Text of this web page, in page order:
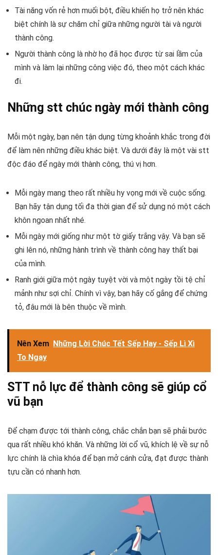
Tài năng vốn rẻ hơn muối bột, điều khiến họ trở nên khác
biệt chính là sự chăm chỉ giữa những người tài và người
thành công.
Người thành công là nhờ họ đã học được từ sai lầm của
mình và làm lại những công việc đó, theo một cách khác
đi.
Những stt chúc ngày mới thành công
Mỗi một ngày, bạn nên tận dụng từng khoảnh khắc trong đời
để làm nên những điều khác biệt. Và dưới đây là một vài stt
độc đáo để ngày mới thành công, thú vị hơn.
Mỗi ngày mang theo rất nhiều hy vọng mới về cuộc sống.
Bạn hãy tận dụng tối đa thời gian để sử dụng nó một cách
khôn ngoan nhất nhé.
Mỗi ngày mới giống như một tờ giấy trắng vậy. Và bạn sẽ
ghi lên nó, những hành trình về thành công hay thất bại
của mình.
Ranh giới giữa một ngày tuyệt vời và một ngày tồi tệ chỉ
mảnh như sợi chỉ. Chính vì vậy, bạn hãy cố gắng để chứng
tỏ, đâu mới là bên thuộc về mình.
Nên Xem Những Lời Chúc Tết Sếp Hay - Sếp Lì Xì
To Ngay
STT nỗ lực để thành công sẽ giúp cổ
vũ bạn
Để chạm được tới thành công, chắc chắn bạn sẽ phải bước
qua rất nhiều khó khăn. Và những lời cổ vũ, khích lệ về sự nỗ
lực chính là chìa khóa để bạn mở cánh cửa, đạt được thành
tựu cần có nhanh hơn.